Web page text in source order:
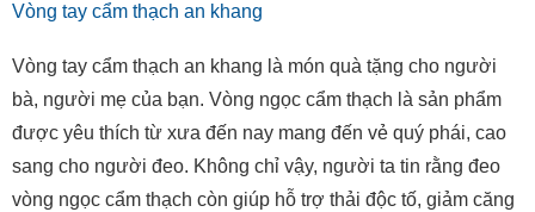
Vòng tay cẩm thạch an khang
Vòng tay cẩm thạch an khang là món quà tặng cho người
bà, người mẹ của bạn. Vòng ngọc cẩm thạch là sản phẩm
được yêu thích từ xưa đến nay mang đến vẻ quý phái, cao
sang cho người đeo. Không chỉ vậy, người ta tin rằng đeo
vòng ngọc cẩm thạch còn giúp hỗ trợ thải độc tố, giảm căng